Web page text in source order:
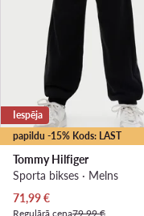
papildu -15% Kods: LAST
Iespēja
Tommy Hilfiger
Sporta bikses · Melns
Pašreizējā cena
71,99€
Regulārā cena79,99 €